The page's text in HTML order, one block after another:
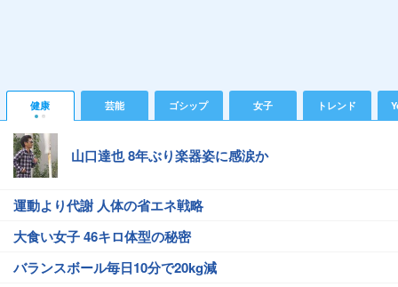
健康 芸能 ゴシップ 女子 トレンド
山口達也 8年ぶり楽器姿に感涙か
運動より代謝 人体の省エネ戦略
大食い女子 46キロ体型の秘密
バランスボール毎日10分で20kg減